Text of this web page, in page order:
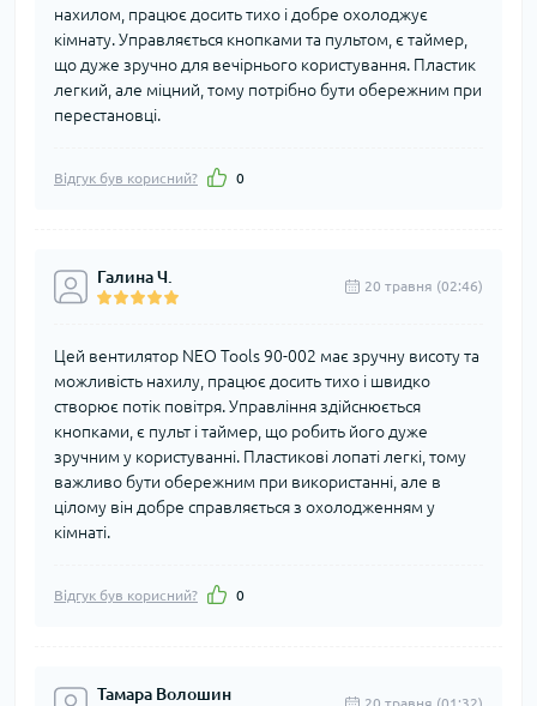
нахилом, працює досить тихо і добре охолоджує
кімнату. Управляється кнопками та пультом, є таймер,
що дуже зручно для вечірнього користування. Пластик
легкий, але міцний, тому потрібно бути обережним при
перестановці.
Відгук був корисний? 0
Галина Ч. 20 травня (02:46)
Цей вентилятор NEO Tools 90-002 має зручну висоту та
можливість нахилу, працює досить тихо і швидко
створює потік повітря. Управління здійснюється
кнопками, є пульт і таймер, що робить його дуже
зручним у користуванні. Пластикові лопаті легкі, тому
важливо бути обережним при використанні, але в
цілому він добре справляється з охолодженням у
кімнаті.
Відгук був корисний? 0
Тамара Волошин